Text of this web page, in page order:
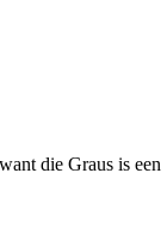
die Graus is een